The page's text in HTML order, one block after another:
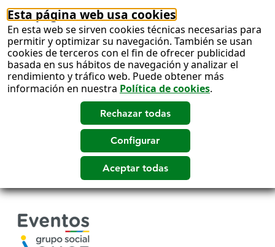
Esta página web usa cookies
En esta web se sirven cookies técnicas necesarias para
permitir y optimizar su navegación. También se usan
cookies de terceros con el fin de ofrecer publicidad
basada en sus hábitos de navegación y analizar el
rendimiento y tráfico web. Puede obtener más
información en nuestra Política de cookies.